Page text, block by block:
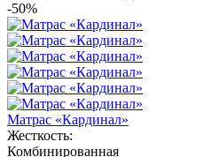
-50%
Матрас «Кардинал»
Жесткость:
Комбинированная